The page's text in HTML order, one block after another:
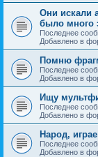
Они искали
было много
Последнее
Добавлено в
Помню
Последнее
Добавлено в
Ищу
Последнее
Добавлено в
Народ,
Последнее
Добавлено в